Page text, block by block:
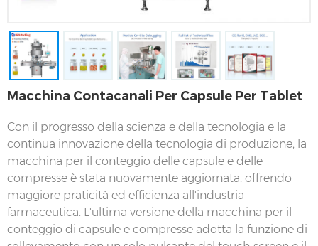
Macchina Contacanali Per Capsule Per Tablet
Con il progresso della scienza e della tecnologia e la
continua innovazione della tecnologia di produzione, la
macchina per il conteggio delle capsule e delle
compresse è stata nuovamente aggiornata, offrendo
maggiore praticità ed efficienza all'industria
farmaceutica. L'ultima versione della macchina per il
conteggio di capsule e compresse adotta la funzione di